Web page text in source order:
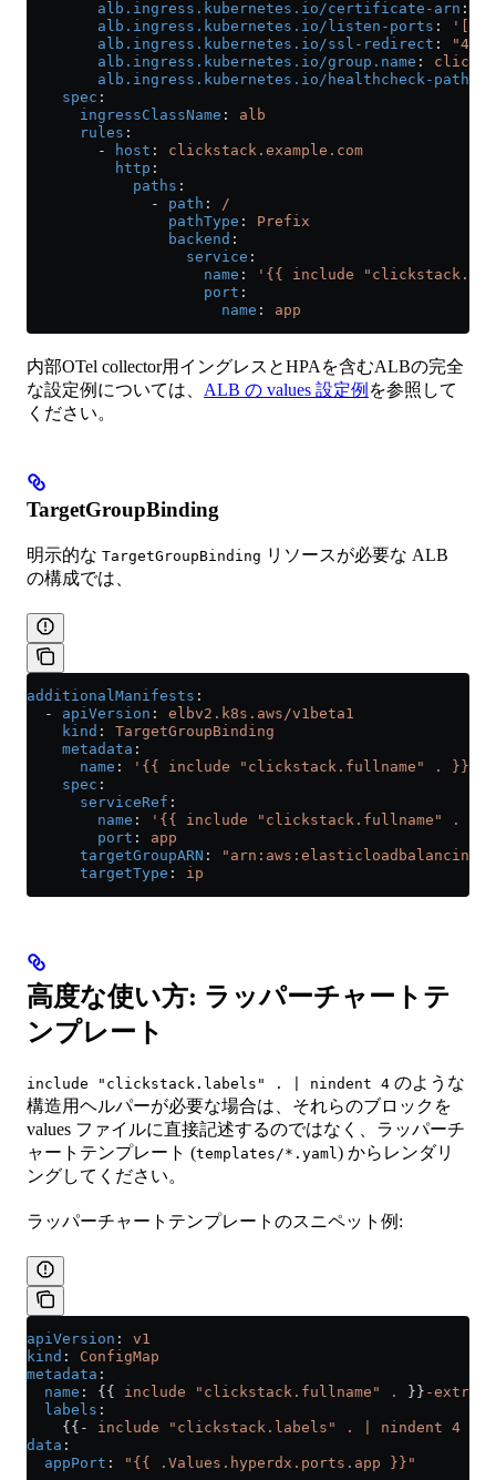
        alb.ingress.kubernetes.io/certificate-arn
:
        alb.ingress.kubernetes.io/listen-ports
:
        alb.ingress.kubernetes.io/ssl-redirect
:
"443"
        alb.ingress.kubernetes.io/group.name
:
        alb.ingress.kubernetes.io/healthcheck-path
    spec
:
      ingressClassName
: alb
      rules
:
        -
host : clickstack.example.com
          http
:
            paths
:
              -
path :
/
                pathType
: Prefix
                backend
:
                  service
:
                    name
:
'{{ include
                    port
:
                      name
: app
内部OTel collector用イングレスとHPAを含むALBの完全
な設定例については、 ALB の values 設定例 を参照して
ください。
TargetGroupBinding
明示的な TargetGroupBinding リソースが必要な ALB
の構成では、
additionalManifests :
  -
apiVersion : elbv2.k8s.aws/v1beta1
    kind
: TargetGroupBinding
    metadata
:
      name
:
'{{ include "clickstack.fullname" . }}-
    spec
:
      serviceRef
:
        name
:
'{{ include "clickstack.fullname" . }}-
        port
: app
      targetGroupARN
:
      targetType
: ip
高度な使い方: ラッパーチャートテ
ンプレート
include "clickstack.labels" . | nindent 4 のような
構造用ヘルパーが必要な場合は、それらのブロックを
values ファイルに直接記述するのではなく、ラッパーチ
ャートテンプレート (templates/*.yaml ) からレンダリ
ングしてください。
ラッパーチャートテンプレートのスニペット例:
apiVersion : v1
kind : ConfigMap
metadata :
  name
: {{ include "clickstack.fullname" . }} -extra
  labels
:
    {{-
include "clickstack.labels" . | nindent 4
data :
  appPort
: "{{ .Values.hyperdx.ports.app }}"